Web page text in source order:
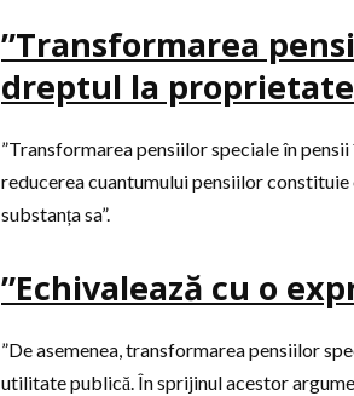
”Transformarea
dreptul la
”Transformarea pensiilor speciale în
reducerea cuantumului pensiilor
substanța sa”.
”Echivalează cu o
”De asemenea, transformarea pensiilor
utilitate publică. În sprijinul acestor